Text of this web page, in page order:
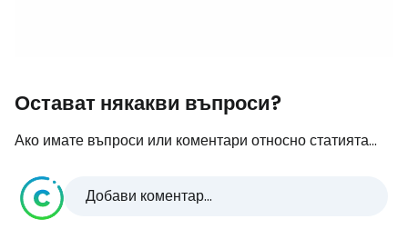
Остават някакви въпроси?
Ако имате въпроси или коментари относно статията...
Добави коментар...